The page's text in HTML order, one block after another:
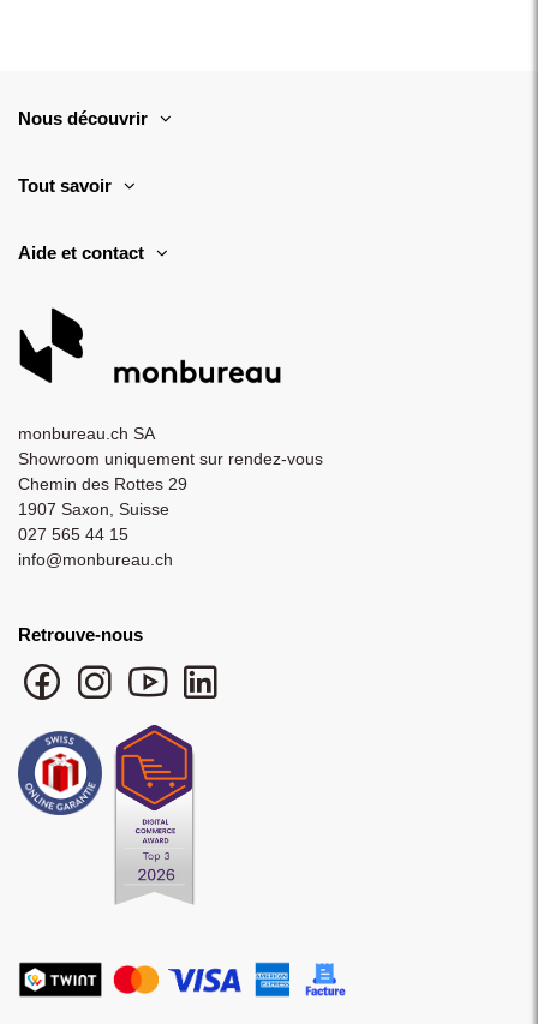
Nous découvrir
Tout savoir
Aide et contact
monbureau.ch SA
Showroom uniquement sur rendez-vous
Chemin des Rottes 29
1907 Saxon, Suisse
027 565 44 15
info@monbureau.ch
Retrouve-nous
Facebook monbureau
Instagram monbureau
YouTube monbureau